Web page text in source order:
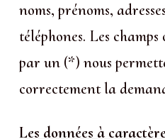
noms, prénoms,
téléphones. Les
par un (*) nous
correctement la
Les données à